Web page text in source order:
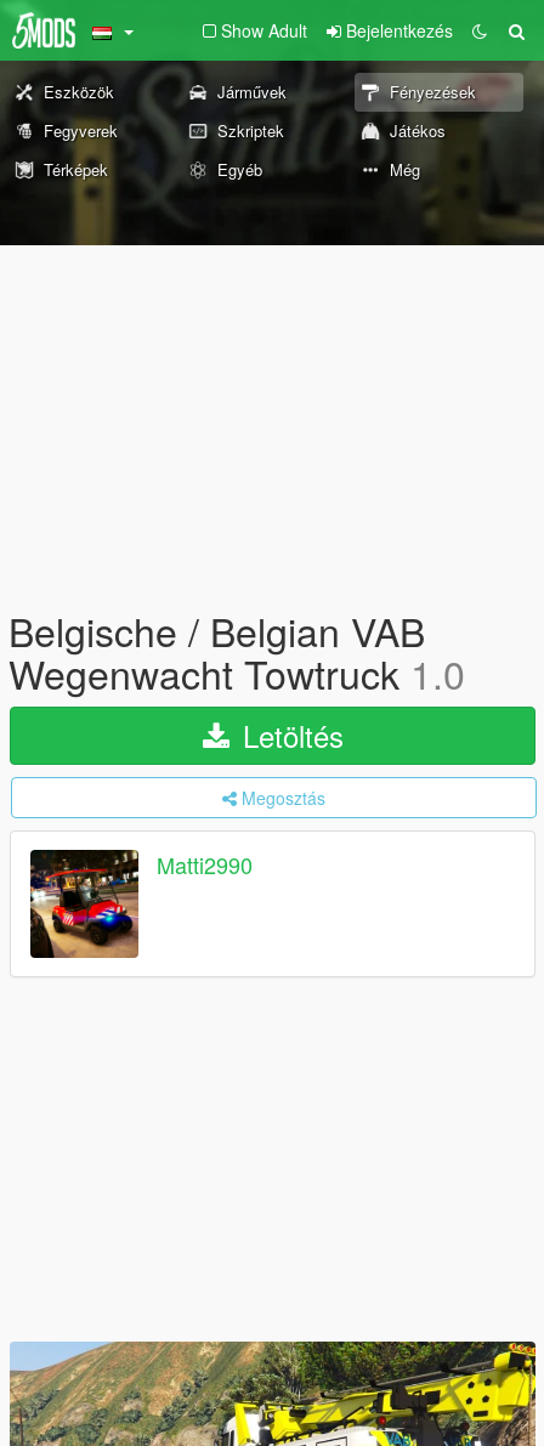
Show Adult Bejelentkezés
Eszközök Járművek
Fényezések
Fegyverek
Szkriptek
Játékos
Térképek
Egyéb Még
Belgische / Belgian VAB
Wegenwacht Towtruck 1.0
Letöltés
Megosztás
Matti2990